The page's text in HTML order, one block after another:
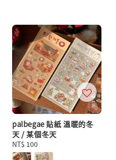
palbegae 貼紙 溫暖的冬
天 / 某個冬天
Regular
price
NT$ 100